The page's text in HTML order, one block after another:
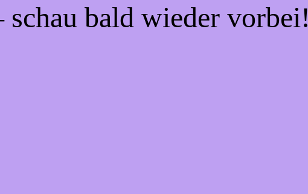
schau bald wieder vorbei!